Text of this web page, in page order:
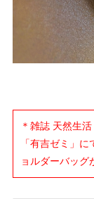
＊雑誌 天然生
「有吉ゼミ」
ョルダーバッグ